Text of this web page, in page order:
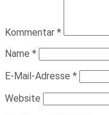
Kommentar *
Name *
E-Mail-Adresse *
Website